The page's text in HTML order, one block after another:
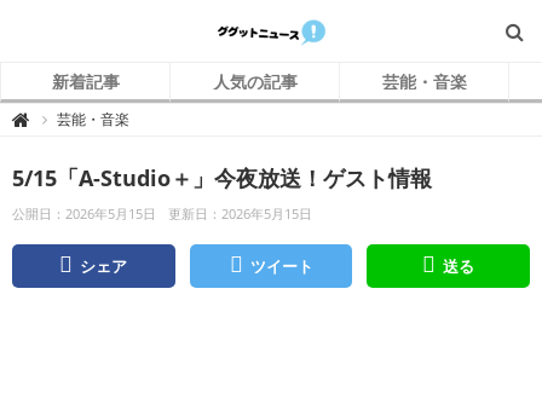
新着記事 人気の記事 芸能・音楽
 グ
ニ
ュ
ー
ス
芸能・音楽
5/15「A-Studio＋」今夜放送！ゲスト情報
公開日：2026年5月15日 更新日：2026年5月15日
シェア ツイート 送る